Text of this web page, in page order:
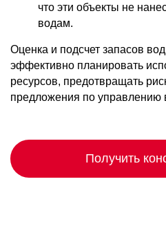
что эти объекты не
водам.
Оценка и подсчет запасов
эффективно планировать
ресурсов, предотвращать
предложения по управлению
Получить